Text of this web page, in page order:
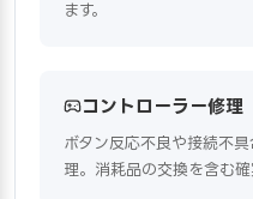
ます。
コントローラー修理
ボタン反応不良や接続不
理。消耗品の交換を含む確